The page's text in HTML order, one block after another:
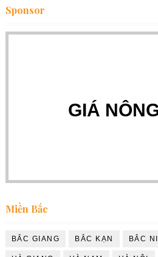
Sponsor
GIÁ
Miền Bắc
BẮC GIANG BẮC KẠN BẮC